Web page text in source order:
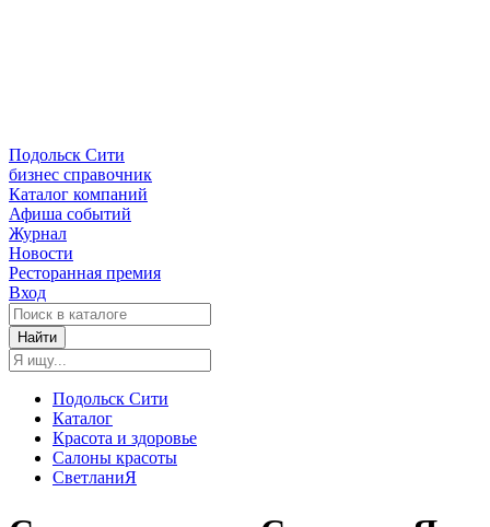
Подольск Сити
бизнес справочник
Каталог компаний
Афиша событий
Журнал
Новости
Ресторанная премия
Вход
Найти
Подольск Сити
Каталог
Красота и здоровье
Салоны красоты
СветланиЯ